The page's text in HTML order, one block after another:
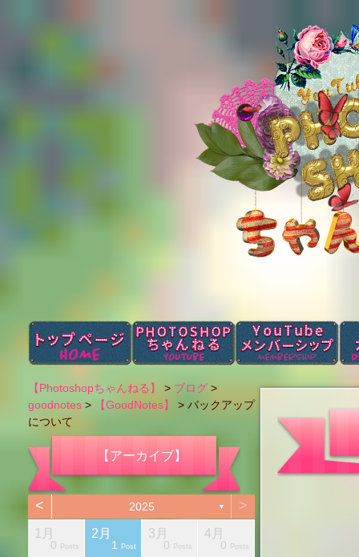
アハ体験【ショー
ト動画】
タイポグラフィ
レタッチ
肌のレタッチ
切り抜き
画像編集
色調補正
カラー変更
Photoshopの機能
Photoshop以外
お知らせ
【Photoshopちゃんねる】 > ブログ >
goodnotes > 【GoodNotes】 > バックアップ
について
【アーカイブ】
< 2025 ▼ >
1月
0 Posts
2月
1 Post
3月
0 Posts
4月
0 Posts